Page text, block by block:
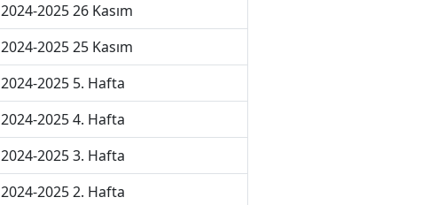
2024-2025 26 Kasım
2024-2025 25 Kasım
2024-2025 5. Hafta
2024-2025 4. Hafta
2024-2025 3. Hafta
2024-2025 2. Hafta